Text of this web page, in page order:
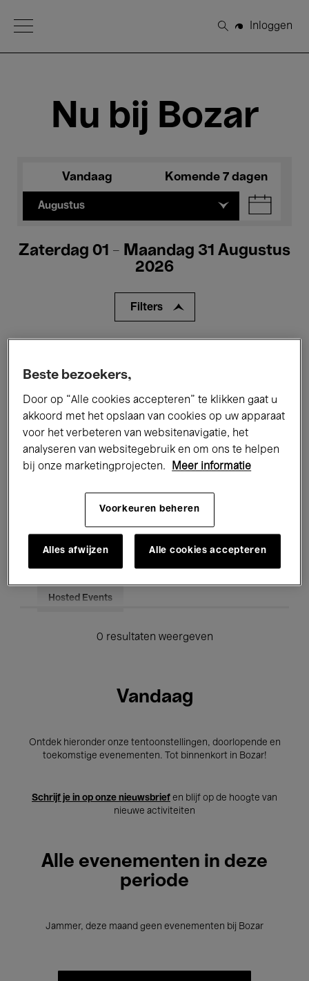
Open Menu
Zoeken
Inloggen
Nu bij Bozar
Vandaag Komende 7 dagen
Augustus
Zaterdag 01 - Maandag 31 Augustus
2026
Filters
Performances Lezingen & Debatten
Jazz Klassieke Muziek Global Music
Voor iedereen Kids’ Palace
Onderwijs Rondleidingen
Hosted Events
0 resultaten weergeven
Vandaag
Ontdek hieronder onze tentoonstellingen, doorlopende en
toekomstige evenementen. Tot binnenkort in Bozar!
Schrijf je in op onze nieuwsbrief en blijf op de hoogte van
nieuwe activiteiten
Alle evenementen in deze
periode
Jammer, deze maand geen evenementen bij Bozar
Beste bezoekers,
Door op “Alle cookies accepteren” te klikken gaat u
akkoord met het opslaan van cookies op uw apparaat
voor het verbeteren van websitenavigatie, het
analyseren van websitegebruik en om ons te helpen
bij onze marketingprojecten.
Meer informatie
Voorkeuren beheren
Alles afwijzen Alle cookies accepteren